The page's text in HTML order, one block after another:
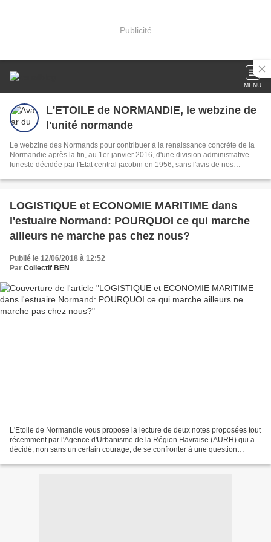
Publicité
MENU
L'ETOILE de NORMANDIE, le webzine de
l'unité normande
Le webzine des Normands pour contribuer à la renaissance concrète de la
Normandie après la fin, au 1er janvier 2016, d'une division administrative
funeste décidée par l'Etat central jacobin en 1956, sans l'avis de nos
LOGISTIQUE et ECONOMIE MARITIME dans
l'estuaire Normand: POURQUOI ce qui marche
ailleurs ne marche pas chez nous?
Publié le 12/06/2018 à 12:52
Par Collectif BEN
L'Etoile de Normandie vous propose la lecture de deux notes proposées tout
récemment par l'Agence d'Urbanisme de la Région Havraise (AURH) qui a
décidé, non sans un certain courage, de se confronter à une question